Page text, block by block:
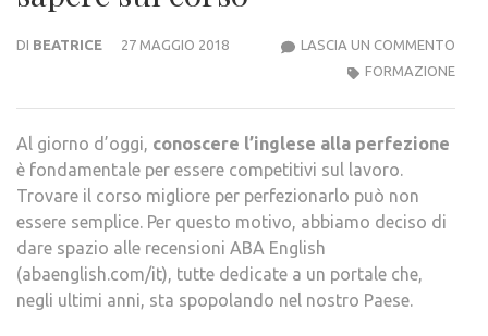
DI BEATRICE 27 MAGGIO 2018 LASCIA UN COMMENTO
ABA
FORMAZIONE
Al giorno d’oggi, conoscere l’inglese alla perfezione
è fondamentale per essere competitivi sul lavoro.
Trovare il corso migliore per perfezionarlo può non
essere semplice. Per questo motivo, abbiamo deciso di
dare spazio alle recensioni ABA English
(abaenglish.com/it), tutte dedicate a un portale che,
negli ultimi anni, sta spopolando nel nostro Paese.